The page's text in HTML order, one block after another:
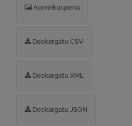
Aurreikuspena
Deskargatu CSV
Deskargatu XML
Deskargatu JSON